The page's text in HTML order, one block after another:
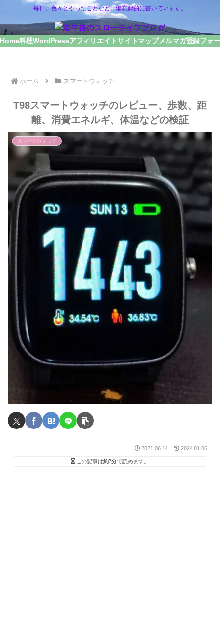
毎日、色々とやったことなど、備忘録的に書いています。
Home料理WordPressアフィリエイトサイトマップメルマガ登録フォ
ホーム スマートウォッチ
T98スマートウォッチのレビュー、歩数、距
離、消費エネルギ、体温などの検証
スマートウォッチ
2021.06.14 2024.01.06
この記事は約7分で読めます。